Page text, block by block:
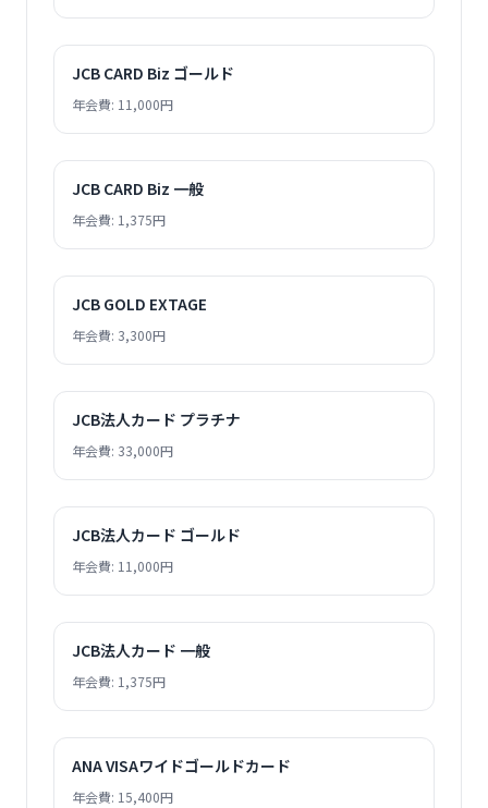
JCB CARD Biz ゴールド
年会費: 11,000円
JCB CARD Biz 一般
年会費: 1,375円
JCB GOLD EXTAGE
年会費: 3,300円
JCB法人カード プラチナ
年会費: 33,000円
JCB法人カード ゴールド
年会費: 11,000円
JCB法人カード 一般
年会費: 1,375円
ANA VISAワイドゴールドカード
年会費: 15,400円